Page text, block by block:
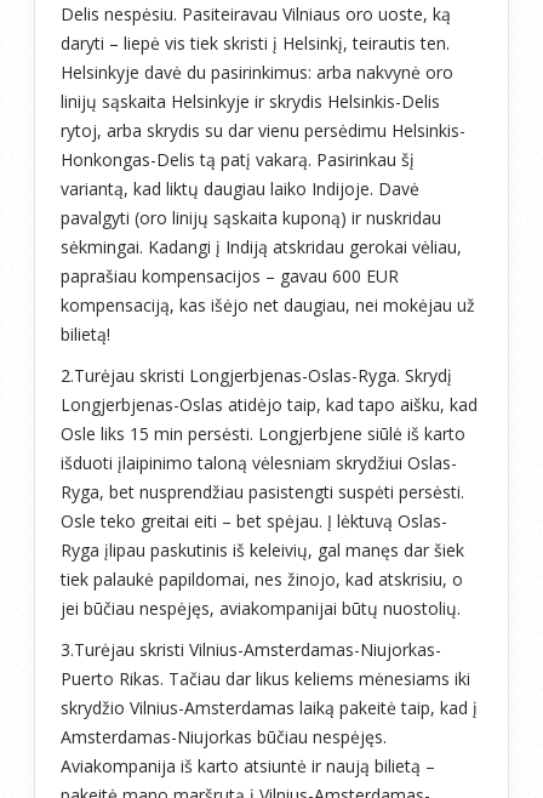
Delis nespėsiu. Pasiteiravau Vilniaus oro uoste, ką
daryti – liepė vis tiek skristi į Helsinkį, teirautis ten.
Helsinkyje davė du pasirinkimus: arba nakvynė oro
linijų sąskaita Helsinkyje ir skrydis Helsinkis-Delis
rytoj, arba skrydis su dar vienu persėdimu Helsinkis-
Honkongas-Delis tą patį vakarą. Pasirinkau šį
variantą, kad liktų daugiau laiko Indijoje. Davė
pavalgyti (oro linijų sąskaita kuponą) ir nuskridau
sėkmingai. Kadangi į Indiją atskridau gerokai vėliau,
paprašiau kompensacijos – gavau 600 EUR
kompensaciją, kas išėjo net daugiau, nei mokėjau už
bilietą!
2.Turėjau skristi Longjerbjenas-Oslas-Ryga. Skrydį
Longjerbjenas-Oslas atidėjo taip, kad tapo aišku, kad
Osle liks 15 min persėsti. Longjerbjene siūlė iš karto
išduoti įlaipinimo taloną vėlesniam skrydžiui Oslas-
Ryga, bet nusprendžiau pasistengti suspėti persėsti.
Osle teko greitai eiti – bet spėjau. Į lėktuvą Oslas-
Ryga įlipau paskutinis iš keleivių, gal manęs dar šiek
tiek palaukė papildomai, nes žinojo, kad atskrisiu, o
jei būčiau nespėjęs, aviakompanijai būtų nuostolių.
3.Turėjau skristi Vilnius-Amsterdamas-Niujorkas-
Puerto Rikas. Tačiau dar likus keliems mėnesiams iki
skrydžio Vilnius-Amsterdamas laiką pakeitė taip, kad į
Amsterdamas-Niujorkas būčiau nespėjęs.
Aviakompanija iš karto atsiuntė ir naują bilietą –